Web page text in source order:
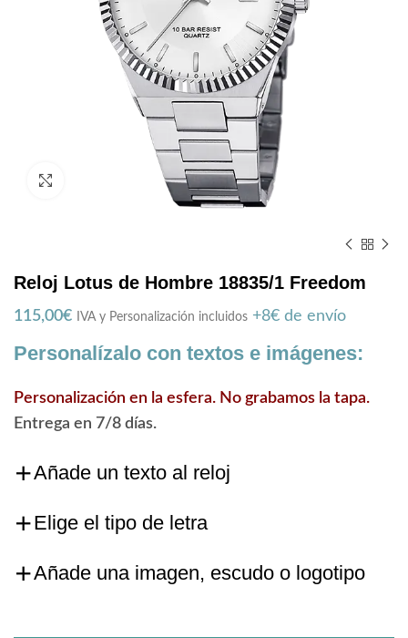
Reloj Lotus de Hombre 18835/1 Freedom
115,00€ IVA y Personalización incluidos +8€ de envío
Personalízalo con textos e imágenes:
Personalización en la esfera. No grabamos la tapa.
Entrega en 7/8 días.
Añade un texto al reloj
Elige el tipo de letra
Añade una imagen, escudo o logotipo